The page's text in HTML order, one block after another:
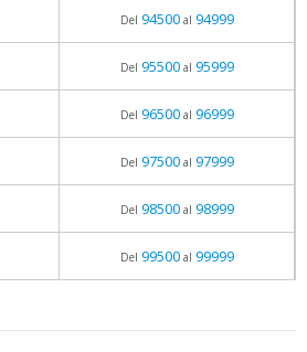
Del 94500al 94999
Del 95500al 95999
Del 96500al 96999
Del 97500al 97999
Del 98500al 98999
Del 99500al 99999